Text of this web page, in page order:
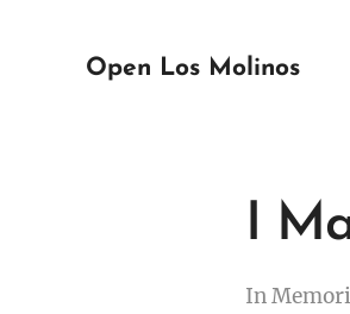
Open Los Molinos
I
In